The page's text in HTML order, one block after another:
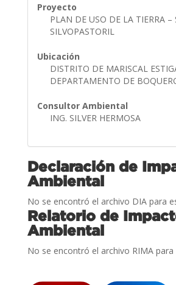
Proyecto
PLAN DE USO DE LA TIERRA –
SILVOPASTORIL
Ubicación
DISTRITO DE MARISCAL
DEPARTAMENTO DE
Consultor Ambiental
ING. SILVER HERMOSA
Declaración de
Ambiental
No se encontró el archivo DIA para
Relatorio de
Ambiental
No se encontró el archivo RIMA para